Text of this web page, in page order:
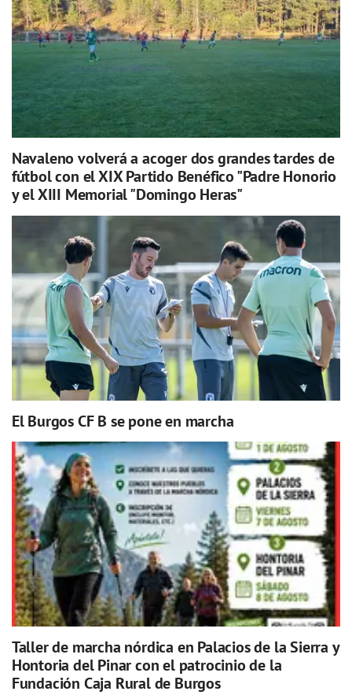
Navaleno volverá a acoger dos grandes tardes de
fútbol con el XIX Partido Benéfico "Padre Honorio
y el XIII Memorial "Domingo Heras"
El Burgos CF B se pone en marcha
Taller de marcha nórdica en Palacios de la Sierra y
Hontoria del Pinar con el patrocinio de la
Fundación Caja Rural de Burgos